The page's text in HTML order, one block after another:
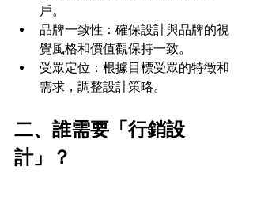
戶。
品牌一致性：確保設計與品牌的視
覺風格和價值觀保持一致。
受眾定位：根據目標受眾的特徵和
需求，調整設計策略。
二、誰需要「行銷設
計」？